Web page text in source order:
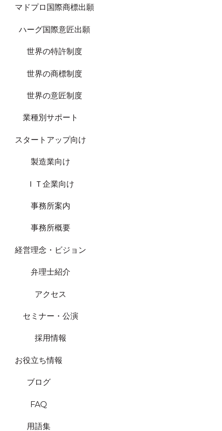
マドプロ国際商標出願
ハーグ国際意匠出願
世界の特許制度
世界の商標制度
世界の意匠制度
業種別サポート
スタートアップ向け
製造業向け
ＩＴ企業向け
事務所案内
事務所概要
経営理念・ビジョン
弁理士紹介
アクセス
セミナー・公演
採用情報
お役立ち情報
ブログ
FAQ
用語集